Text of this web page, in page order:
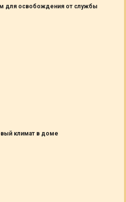
для освобождения от службы
климат в доме